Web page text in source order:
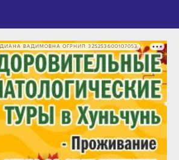
ВАДИМОВНА ОГРНИП 325253600107053